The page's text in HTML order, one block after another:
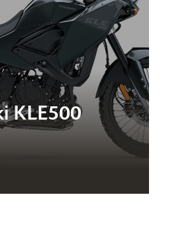
KLE500